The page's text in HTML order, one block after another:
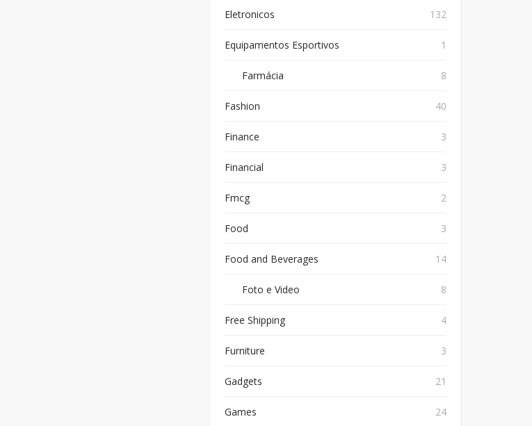
Eletronicos 132
Equipamentos Esportivos 1
Farmácia 8
Fashion 40
Finance 3
Financial 3
Fmcg 2
Food 3
Food and Beverages 14
Foto e Video 8
Free Shipping 4
Furniture 3
Gadgets 21
Games 24